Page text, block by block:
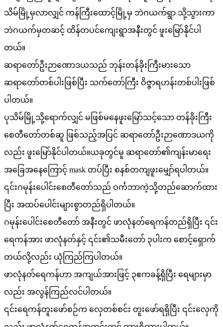
သိမ်မြို့မှလာလျှင် ကန်ကြီးထောင့်မြို့မှ ဘဲဂယက်ရွာ သို့သွားကာ
ဘဲဂယက်မှတဆင့် ထိန်တပင်ကျေးရွာအနီးတွင် ဖူးမြော်နိုင်ပါ
တယ်။
ဆရာတော်ဦးဉာဏောဒယသည် ဘုန်းတန်ခိုးကြီးမားသော
ဆရာတော်တစ်ပါးဖြစ်ပြီး သက်တော်ကြီး ဝိဇ္ဇာရဟန်းတစ်ပါးဖြစ်
ပါတယ်။
ပုသိမ်မြို့သို့ရောက်လျှင် မဖြစ်မနေဖူးမြော်သင့်သော တန်ခိုးကြီး
စေတီတော်တစ်ဆူ ဖြစ်သည့်အပြင် ဆရာတော်ဦးဉာဏောဒယကို
လည်း ဖူးမြော်နိုင်ပါတယ်။ယခုတွင်မူ ဆရာတော်၏ကျန်းမာရေး
အခြေအနေကြောင့် mask တပ်ပြီး စနစ်တကျဖူးမျှော်ရပါတယ်။
၎င်းဂမုန်းပေါင်းစေတီတော်သည် ဝင်္ကဘာကဲ့သို့တည်ဆောက်ထား
ပြီး အထပ်ပေါင်းများစွာတည်ရှိပါတယ်။
ဂမုန်းပေါင်းစေတီတော် အနီးတွင် ဖာလုံနတ်ရေကန်တည်ရှိပြီး ၎င်း
ရေကန်အား ဖာလုံနတ်နှင့် ၎င်း၏သမီးတော် ၃ပါးက စောင့်ရှောက်
တယ်လို့လည်း ယုံကြည်ကြပါတယ်။
ဖာလုံနတ်ရေကန်ဟာ အကျယ်အားဖြင့် ၃ဧကခန့်ရှိပြီး ရေများမှာ
လည်း အလွန်ကြည်လင်ပါတယ်။
၎င်းရေကန်တူးဖော်စဉ်က လှေတစ်စင်း တူးဖော်ရရှိပြီး ၎င်းလှေကို